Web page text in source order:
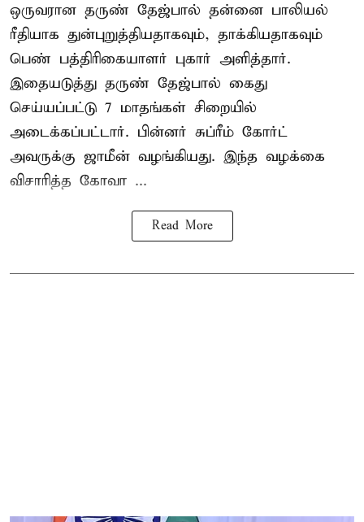
ஒருவரான தருண் தேஜ்பால் தன்னை பாலியல்
ரீதியாக துன்புறுத்தியதாகவும், தாக்கியதாகவும்
பெண் பத்திரிகையாளர் புகார் அளித்தார்.
இதையடுத்து தருண் தேஜ்பால் கைது
செய்யப்பட்டு 7 மாதங்கள் சிறையில்
அடைக்கப்பட்டார். பின்னர் சுப்ரீம் கோர்ட்
அவருக்கு ஜாமீன் வழங்கியது. இந்த வழக்கை
விசாரித்த கோவா ...
Read More